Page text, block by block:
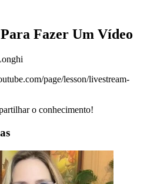
Fazer Um Vídeo
page/lesson/livestream-
o conhecimento!